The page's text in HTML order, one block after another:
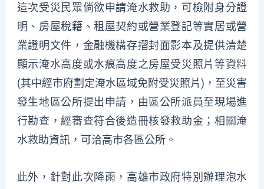
這次受災民眾倘欲申請淹水救助，可檢附身分證
明、房屋稅籍、租屋契約或營業登記等實居或營
業證明文件，金融機構存摺封面影本及提供清楚
顯示淹水高度或水痕高度之房屋受災照片等資料
(其中經市府劃定淹水區域免附受災照片)，至災害
發生地區公所提出申請，由區公所派員至現場進
行勘查，經審查符合後造冊核發救助金；相關淹
水救助資訊，可洽高市各區公所。
此外，針對此次降雨，高雄市政府特別辦理泡水